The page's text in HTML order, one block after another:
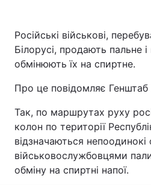
Україна
Техно і зв'язок
Зброя
Російські військові,
Білорусі, продають пальне і
обмінюють їх на спиртне.
Про це повідомляє
Так, по маршрутах руху
колон по території
відзначаються
військовослужбовцями
обміну на спиртні напої.